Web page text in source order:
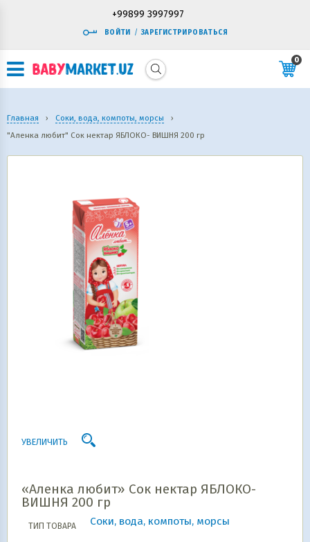
+99899 3997997
ВОЙТИ / ЗАРЕГИСТРИРОВАТЬСЯ
0
Главная › Соки, вода, компоты, морсы
›
"Аленка любит" Сок нектар ЯБЛОКО- ВИШНЯ 200 гр
УВЕЛИЧИТЬ
«Аленка любит» Сок нектар ЯБЛОКО-
ВИШНЯ 200 гр
ТИП ТОВАРА Соки, вода, компоты, морсы